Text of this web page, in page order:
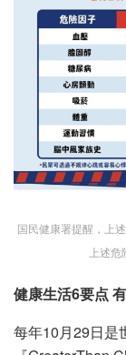
国民健康署提醒，上
上述
健康生活6要点
每年10月29日是